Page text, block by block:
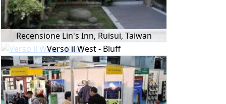
Recensione Lin's Inn, Ruisui, Taiwan
Verso il West - Bluff